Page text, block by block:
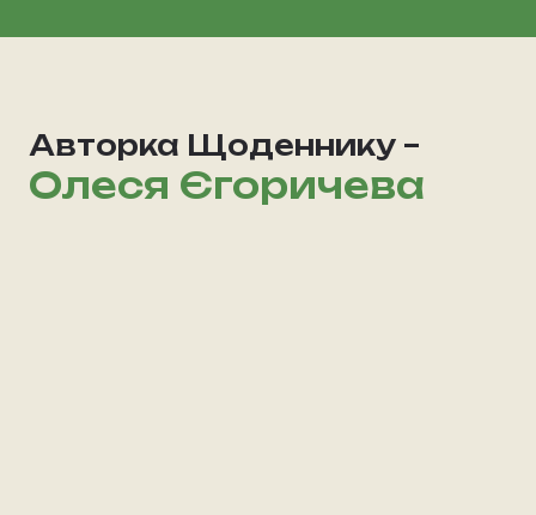
Авторка Щоденнику –
Олеся Єгоричева